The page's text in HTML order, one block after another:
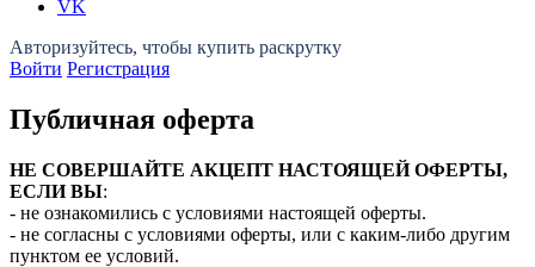
VK
Войти Регистрация
Публичная оферта
НЕ СОВЕРШАЙТЕ АКЦЕПТ НАСТОЯЩЕЙ ОФЕРТЫ,
ЕСЛИ ВЫ:
- не ознакомились с условиями настоящей оферты.
- не согласны с условиями оферты, или с каким-либо другим
пунктом ее условий.